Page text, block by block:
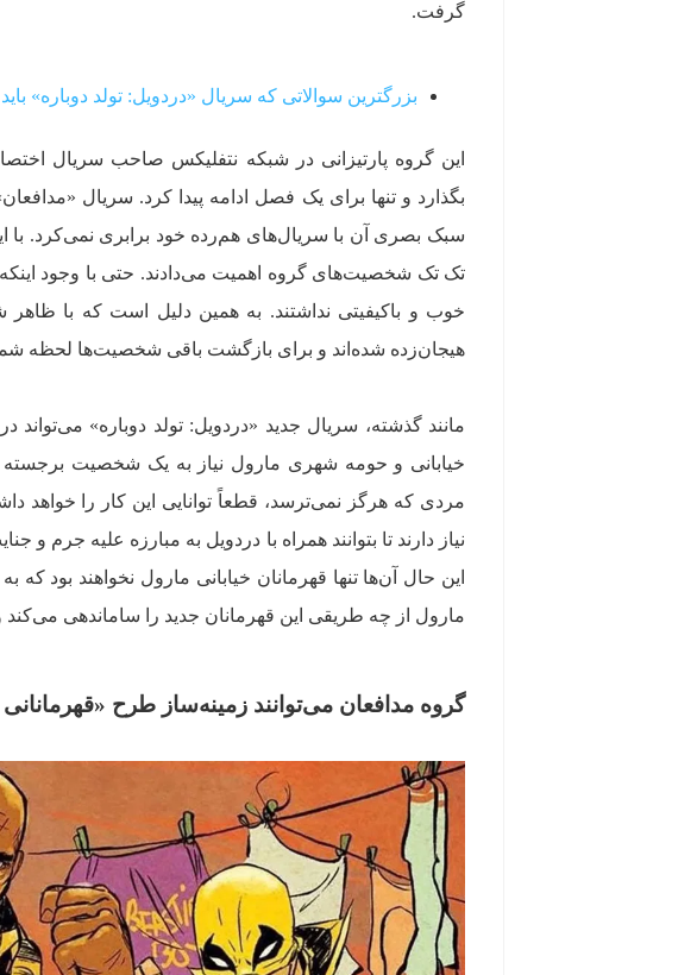
گرفت.
بزرگترین سوالاتی که سریال «دردویل: تولد دوباره»
این گروه پارتیزانی در شبکه نتفلیکس صاحب سریال
بگذارد و تنها برای یک فصل ادامه پیدا کرد. سریال
سبک بصری آن با سریال‌های هم‌رده خود برابری نمی‌کرد. با
تک‌ تک شخصیت‌های گروه اهمیت می‌دادند. حتی با وجود
خوب و باکیفیتی نداشتند. به همین دلیل است که با ظاهر
هیجان‌زده شده‌اند و برای بازگشت باقی شخصیت‌ها لحظه
مانند گذشته، سریال جدید «دردویل: تولد دوباره» می‌تواند
خیابانی و حومه شهری مارول نیاز به یک شخصیت برجسته
مردی که هرگز نمی‌ترسد، قطعاً توانایی این کار را خواهد
نیاز دارند تا بتوانند همراه با دردویل به مبارزه علیه جرم
این حال آن‌ها تنها قهرمانان خیابانی مارول نخواهند بود که
مارول از چه طریقی این قهرمانان جدید را ساماندهی
گروه مدافعان می‌توانند زمینه‌ساز طرح